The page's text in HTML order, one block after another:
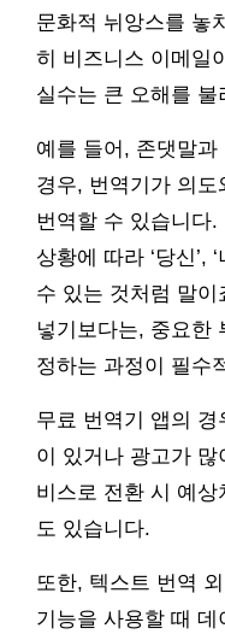
문화적 뉘앙스를 놓
히 비즈니스 이메일
실수는 큰 오해를
예를 들어, 존댓말과
경우, 번역기가 의
번역할 수 있습니다.
상황에 따라 ‘당신’,
수 있는 것처럼 말이
넣기보다는, 중요한
정하는 과정이 필수
무료 번역기 앱의
이 있거나 광고가
비스로 전환 시 예
도 있습니다.
또한, 텍스트 번역
기능을 사용할 때